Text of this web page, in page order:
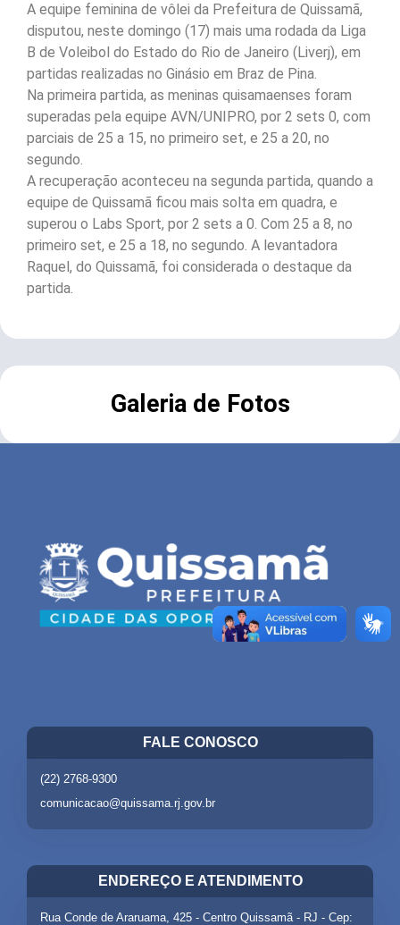
A equipe feminina de vôlei da Prefeitura de Quissamã,
disputou, neste domingo (17) mais uma rodada da Liga
B de Voleibol do Estado do Rio de Janeiro (Liverj), em
partidas realizadas no Ginásio em Braz de Pina.
Na primeira partida, as meninas quisamaenses foram
superadas pela equipe AVN/UNIPRO, por 2 sets 0, com
parciais de 25 a 15, no primeiro set, e 25 a 20, no
segundo.
A recuperação aconteceu na segunda partida, quando a
equipe de Quissamã ficou mais solta em quadra, e
superou o Labs Sport, por 2 sets a 0. Com 25 a 8, no
primeiro set, e 25 a 18, no segundo. A levantadora
Raquel, do Quissamã, foi considerada o destaque da
partida.
Galeria de Fotos
FALE CONOSCO
(22) 2768-9300
comunicacao@quissama.rj.gov.br
ENDEREÇO E ATENDIMENTO
Rua Conde de Araruama, 425 - Centro Quissamã - RJ - Cep: